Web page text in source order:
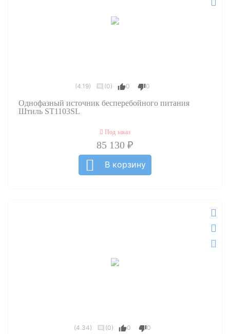
(4.19) (0) 0 0
Однофазный источник бесперебойного питания
Штиль ST1103SL
Под заказ
85 130 ₽
В корзину
(4.34) (0) 0 0